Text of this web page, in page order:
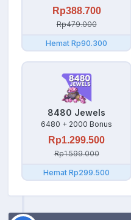
Rp388.700
Rp479.000
Hemat Rp90.300
8480 Jewels
6480 + 2000 Bonus
Rp1.299.500
Rp1.599.000
Hemat Rp299.500